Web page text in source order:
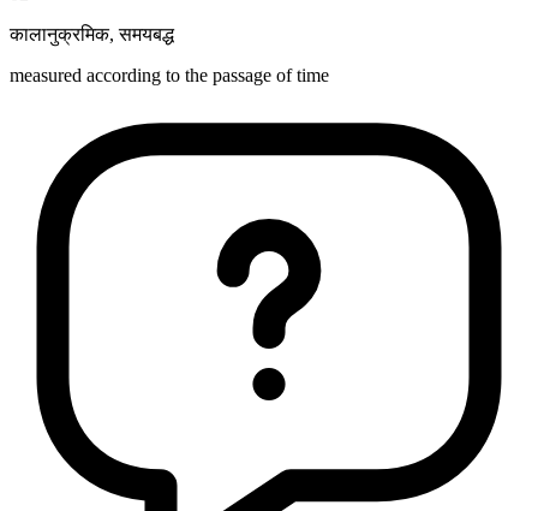
कालानुक्रमिक,समयबद्ध
measured according to the passage of time